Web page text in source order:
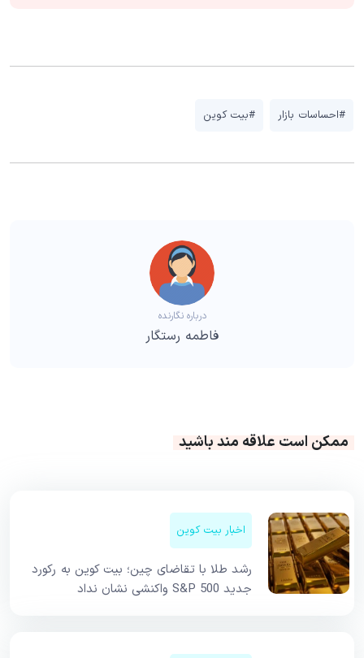
#احساسات بازار #بیت کوین
درباره نگارنده
فاطمه رستگار
ممکن است علاقه مند باشید
اخبار بیت کوین
رشد طلا با تقاضای چین؛ بیت کوین به رکورد
جدید S&P 500 واکنشی نشان نداد